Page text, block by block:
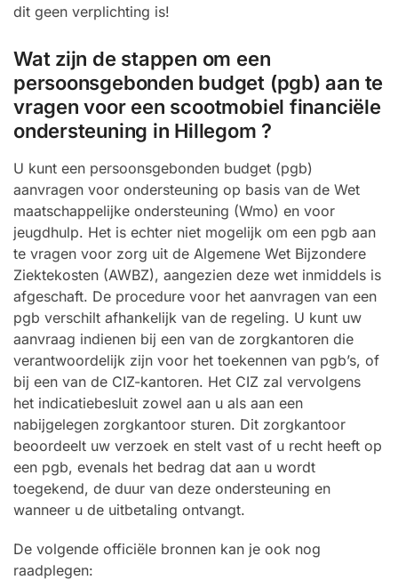
dit geen verplichting is!
Wat zijn de stappen om een
persoonsgebonden budget (pgb) aan te
vragen voor een scootmobiel financiële
ondersteuning in Hillegom ?
U kunt een persoonsgebonden budget (pgb)
aanvragen voor ondersteuning op basis van de Wet
maatschappelijke ondersteuning (Wmo) en voor
jeugdhulp. Het is echter niet mogelijk om een pgb aan
te vragen voor zorg uit de Algemene Wet Bijzondere
Ziektekosten (AWBZ), aangezien deze wet inmiddels is
afgeschaft. De procedure voor het aanvragen van een
pgb verschilt afhankelijk van de regeling. U kunt uw
aanvraag indienen bij een van de zorgkantoren die
verantwoordelijk zijn voor het toekennen van pgb’s, of
bij een van de CIZ-kantoren. Het CIZ zal vervolgens
het indicatiebesluit zowel aan u als aan een
nabijgelegen zorgkantoor sturen. Dit zorgkantoor
beoordeelt uw verzoek en stelt vast of u recht heeft op
een pgb, evenals het bedrag dat aan u wordt
toegekend, de duur van deze ondersteuning en
wanneer u de uitbetaling ontvangt.
De volgende officiële bronnen kan je ook nog
raadplegen: